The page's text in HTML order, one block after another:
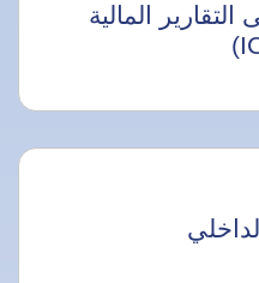
التقارير المالية